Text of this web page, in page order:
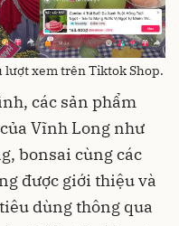
xem trên Tiktok Shop.
các sản phẩm
Vĩnh Long như
bonsai cùng các
được giới thiệu và
dùng thông qua